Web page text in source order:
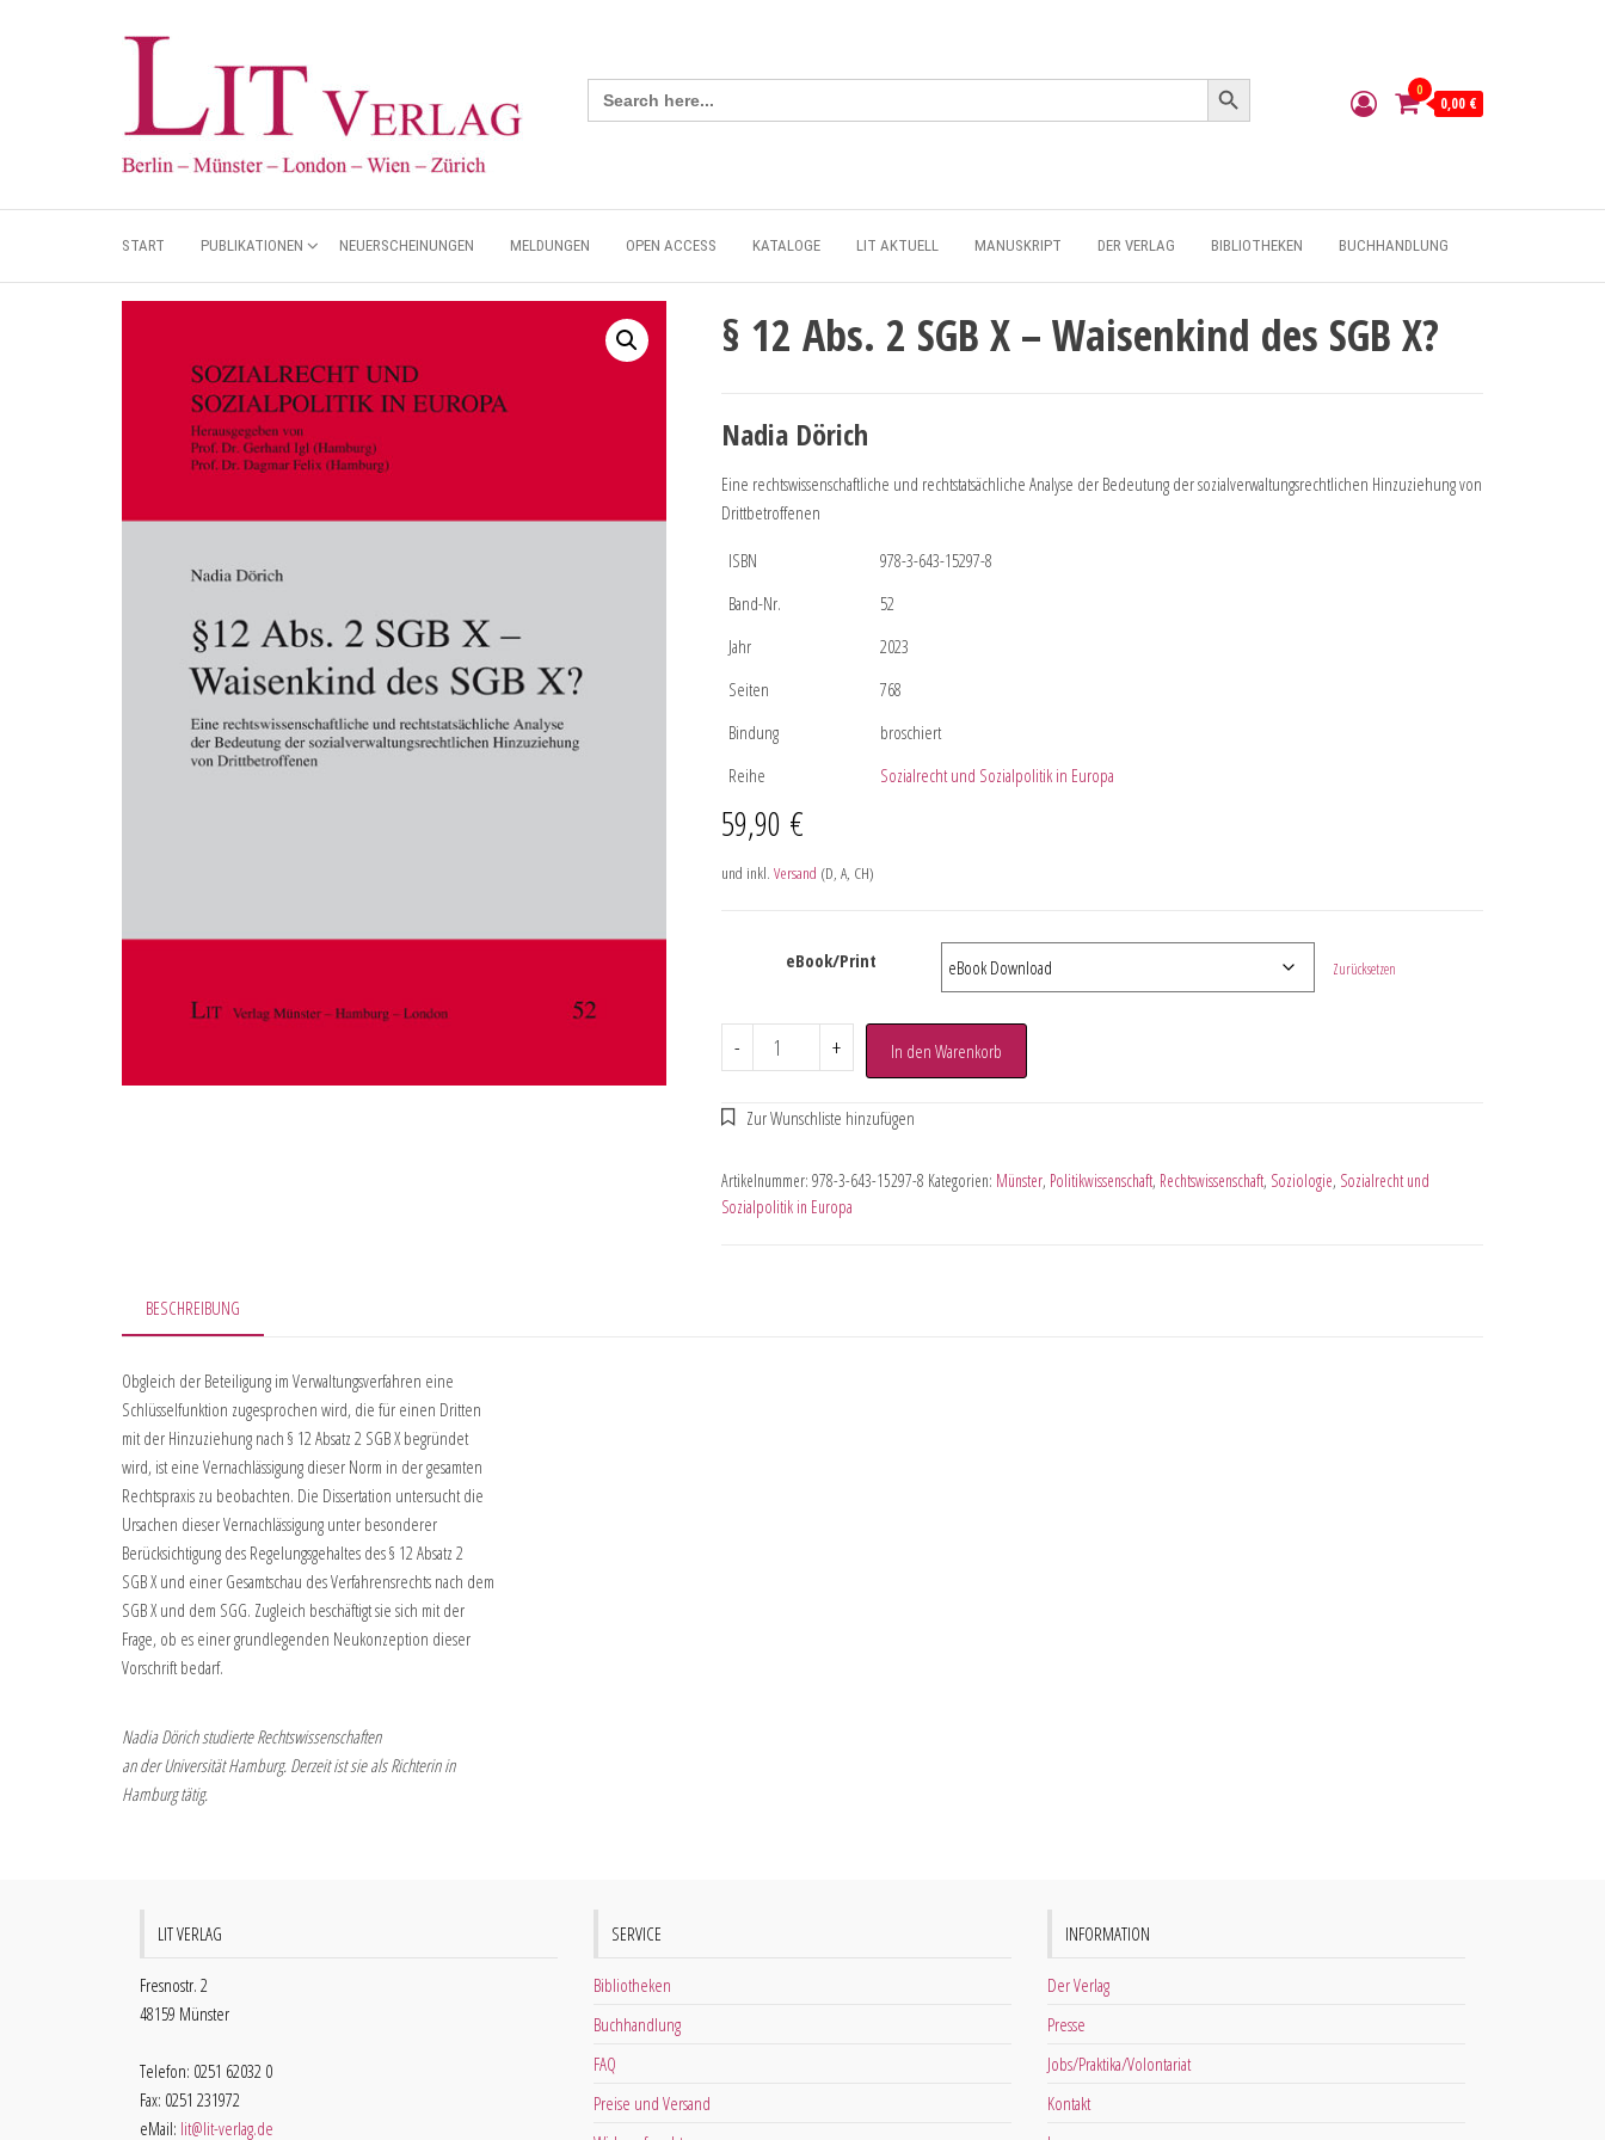
Search
for:
Search Button
0
0,00 €
START PUBLIKATIONEN NEUERSCHEINUNGEN MELDUNGEN OPEN ACCESS KATALOGE LIT AKTUELL MANUSKRIPT DER VERLAG BIBLIOTHEKEN BUCHHANDLUNG
§ 12 Abs. 2 SGB X – Waisenkind des SGB X?
Nadia Dörich
Eine rechtswissenschaftliche und rechtstatsächliche Analyse der Bedeutung der sozialverwaltungsrechtlichen Hinzuziehung von
Drittbetroffenen
ISBN
978-3-643-15297-8
Band-Nr.
52
Jahr
2023
Seiten
768
Bindung
broschiert
Reihe
Sozialrecht und Sozialpolitik in Europa
59,90 €
und inkl. Versand (D, A, CH)
eBook/Print Zurücksetzen
- + In den Warenkorb
Artikelnummer: 978-3-643-15297-8 Kategorien: Münster, Politikwissenschaft, Rechtswissenschaft, Soziologie, Sozialrecht und
Sozialpolitik in Europa
BESCHREIBUNG
Obgleich der Beteiligung im Verwaltungsverfahren eine
Schlüsselfunktion zugesprochen wird, die für einen Dritten
mit der Hinzuziehung nach § 12 Absatz 2 SGB X begründet
wird, ist eine Vernachlässigung dieser Norm in der gesamten
Rechtspraxis zu beobachten. Die Dissertation untersucht die
Ursachen dieser Vernachlässigung unter besonderer
Berücksichtigung des Regelungsgehaltes des § 12 Absatz 2
SGB X und einer Gesamtschau des Verfahrensrechts nach dem
SGB X und dem SGG. Zugleich beschäftigt sie sich mit der
Frage, ob es einer grundlegenden Neukonzeption dieser
Vorschrift bedarf.
Nadia Dörich studierte Rechtswissenschaften
an der Universität Hamburg. Derzeit ist sie als Richterin in
Hamburg tätig.
LIT VERLAG
Fresnostr. 2
48159 Münster
Telefon: 0251 62032 0
Fax: 0251 231972
eMail: lit@lit-verlag.de
SERVICE
Bibliotheken
Buchhandlung
FAQ
Preise und Versand
INFORMATION
Der Verlag
Presse
Jobs/Praktika/Volontariat
Kontakt